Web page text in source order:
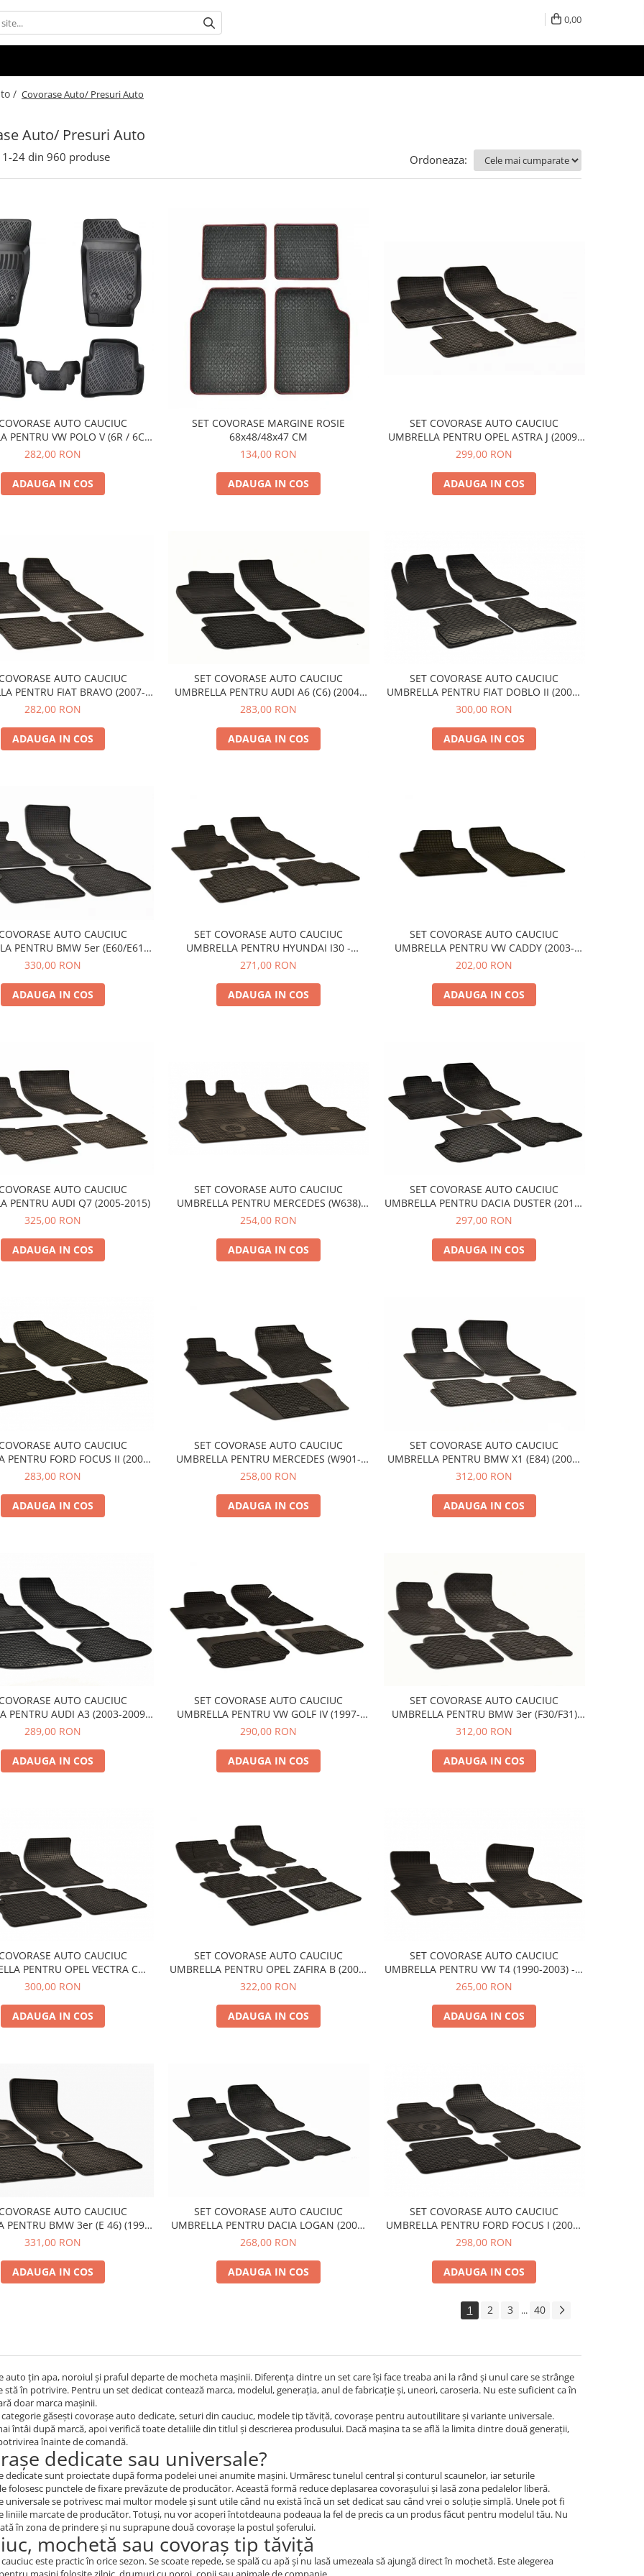
0,00
/ Covorase Auto/ Presuri Auto
Auto/ Presuri Auto
1-24 din 960 produse Ordoneaza:
AUTO CAUCIUC
PENTRU VW POLO V (6R / 6C /
61) 2009-2017
282,00 RON
ADAUGA IN COS
SET COVORASE MARGINE ROSIE
68x48/48x47 CM
134,00 RON
ADAUGA IN COS
SET COVORASE AUTO CAUCIUC
UMBRELLA PENTRU OPEL ASTRA J (2009-
2015) ZAFIRA C TOURER (2011-2019)
(2011-)
299,00 RON
ADAUGA IN COS
AUTO CAUCIUC
PENTRU FIAT BRAVO (2007-
(2001-2007) ALFA ROMEO
2014)
282,00 RON
ADAUGA IN COS
SET COVORASE AUTO CAUCIUC
UMBRELLA PENTRU AUDI A6 (C6) (2004-
2006)
283,00 RON
ADAUGA IN COS
SET COVORASE AUTO CAUCIUC
UMBRELLA PENTRU FIAT DOBLO II (2009-
2015). (2015-2022)
300,00 RON
ADAUGA IN COS
AUTO CAUCIUC
PENTRU BMW 5er (E60/E61)
(2004-2010)
330,00 RON
ADAUGA IN COS
SET COVORASE AUTO CAUCIUC
UMBRELLA PENTRU HYUNDAI I30 -
LIMOUSINE (2007-2011) KIA CEE`D (2007-
271,00 RON
ADAUGA IN COS
SET COVORASE AUTO CAUCIUC
UMBRELLA PENTRU VW CADDY (2003-
2015).(2015-2019) CADDY MAXI (2008-
202,00 RON
ADAUGA IN COS
AUTO CAUCIUC
PENTRU AUDI Q7 (2005-2015)
325,00 RON
ADAUGA IN COS
SET COVORASE AUTO CAUCIUC
UMBRELLA PENTRU MERCEDES (W638)
VITO (1995-2003) - 2 PCS
254,00 RON
ADAUGA IN COS
SET COVORASE AUTO CAUCIUC
UMBRELLA PENTRU DACIA DUSTER (2010-
2018). (2018-) - 5 PCS
297,00 RON
ADAUGA IN COS
AUTO CAUCIUC
PENTRU FORD FOCUS II (2005-
III (2011-2018) C-MAX /
283,00 RON
ADAUGA IN COS
SET COVORASE AUTO CAUCIUC
UMBRELLA PENTRU MERCEDES (W901-
W905) SPRINTER (1995-2005) VW LT2
258,00 RON
ADAUGA IN COS
SET COVORASE AUTO CAUCIUC
UMBRELLA PENTRU BMW X1 (E84) (2009-
2015) 1er (E87) (2004-2013)
312,00 RON
ADAUGA IN COS
AUTO CAUCIUC
PENTRU AUDI A3 (2003-2009).
(2009-2011)
289,00 RON
ADAUGA IN COS
SET COVORASE AUTO CAUCIUC
UMBRELLA PENTRU VW GOLF IV (1997-
2006) BORA (1999-2006) NEW BEETLE
290,00 RON
ADAUGA IN COS
SET COVORASE AUTO CAUCIUC
UMBRELLA PENTRU BMW 3er (F30/F31)
(2012-2018) 3er (G20/G21) (INCLUSIV
2020) 4er (G22/G23/G26) (INCLUSIV
HYBRID) (2020-)
312,00 RON
ADAUGA IN COS
AUTO CAUCIUC
PENTRU OPEL VECTRA C
2008) SIGNUM (2003-2008)
300,00 RON
ADAUGA IN COS
SET COVORASE AUTO CAUCIUC
UMBRELLA PENTRU OPEL ZAFIRA B (2005-
2010) - 6 PCS
322,00 RON
ADAUGA IN COS
SET COVORASE AUTO CAUCIUC
UMBRELLA PENTRU VW T4 (1990-2003) - 2
PCS
265,00 RON
ADAUGA IN COS
AUTO CAUCIUC
PENTRU BMW 3er (E 46) (1998-
2004)
331,00 RON
ADAUGA IN COS
SET COVORASE AUTO CAUCIUC
UMBRELLA PENTRU DACIA LOGAN (2004-
2012) SANDERO / STEPWAY (2008-2012)
2012)
268,00 RON
ADAUGA IN COS
SET COVORASE AUTO CAUCIUC
UMBRELLA PENTRU FORD FOCUS I (2001-
2006)
298,00 RON
ADAUGA IN COS
1 2 3 ... 40
auto țin apa, noroiul și praful departe de mocheta mașinii. Diferența dintre un set care își face treaba ani la rând și unul care se strânge
stă în potrivire. Pentru un set dedicat contează marca, modelul, generația, anul de fabricație și, uneori, caroseria. Nu este suficient ca în
doar marca mașinii.
categorie găsești covorașe auto dedicate, seturi din cauciuc, modele tip tăviță, covorașe pentru autoutilitare și variante universale.
întâi după marcă, apoi verifică toate detaliile din titlul și descrierea produsului. Dacă mașina ta se află la limita dintre două generații,
înainte de comandă.
dedicate sau universale?
dedicate sunt proiectate după forma podelei unei anumite mașini. Urmăresc tunelul central și conturul scaunelor, iar seturile
folosesc punctele de fixare prevăzute de producător. Această formă reduce deplasarea covorașului și lasă zona pedalelor liberă.
universale se potrivesc mai multor modele și sunt utile când nu există încă un set dedicat sau când vrei o soluție simplă. Unele pot fi
liniile marcate de producător. Totuși, nu vor acoperi întotdeauna podeaua la fel de precis ca un produs făcut pentru modelul tău. Nu
în zona de prindere și nu suprapune două covorașe la postul șoferului.
mochetă sau covoraș tip tăviță
este practic în orice sezon. Se scoate repede, se spală cu apă și nu lasă umezeala să ajungă direct în mochetă. Este alegerea